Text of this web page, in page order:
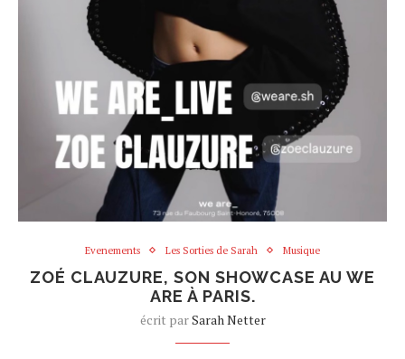
Evenements Les Sorties de Sarah Musique
ZOÉ CLAUZURE, SON SHOWCASE AU WE
ARE À PARIS.
écrit parSarah Netter